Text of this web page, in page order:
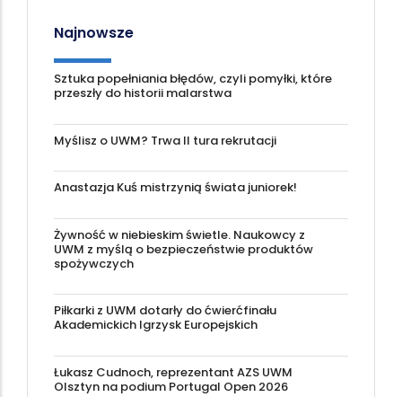
Najnowsze
Sztuka popełniania błędów, czyli pomyłki, które
przeszły do historii malarstwa
Myślisz o UWM? Trwa II tura rekrutacji
Anastazja Kuś mistrzynią świata juniorek!
Żywność w niebieskim świetle. Naukowcy z
UWM z myślą o bezpieczeństwie produktów
spożywczych
Piłkarki z UWM dotarły do ćwierćfinału
Akademickich Igrzysk Europejskich
Łukasz Cudnoch, reprezentant AZS UWM
Olsztyn na podium Portugal Open 2026